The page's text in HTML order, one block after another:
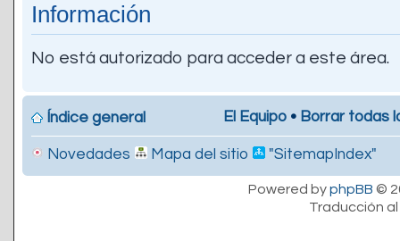
Información
No está autorizado para acceder a este área.
Índice general El Equipo • Borrar todas
Novedades Mapa del sitio "SitemapIndex"
Powered byphpBB ©
Traducción